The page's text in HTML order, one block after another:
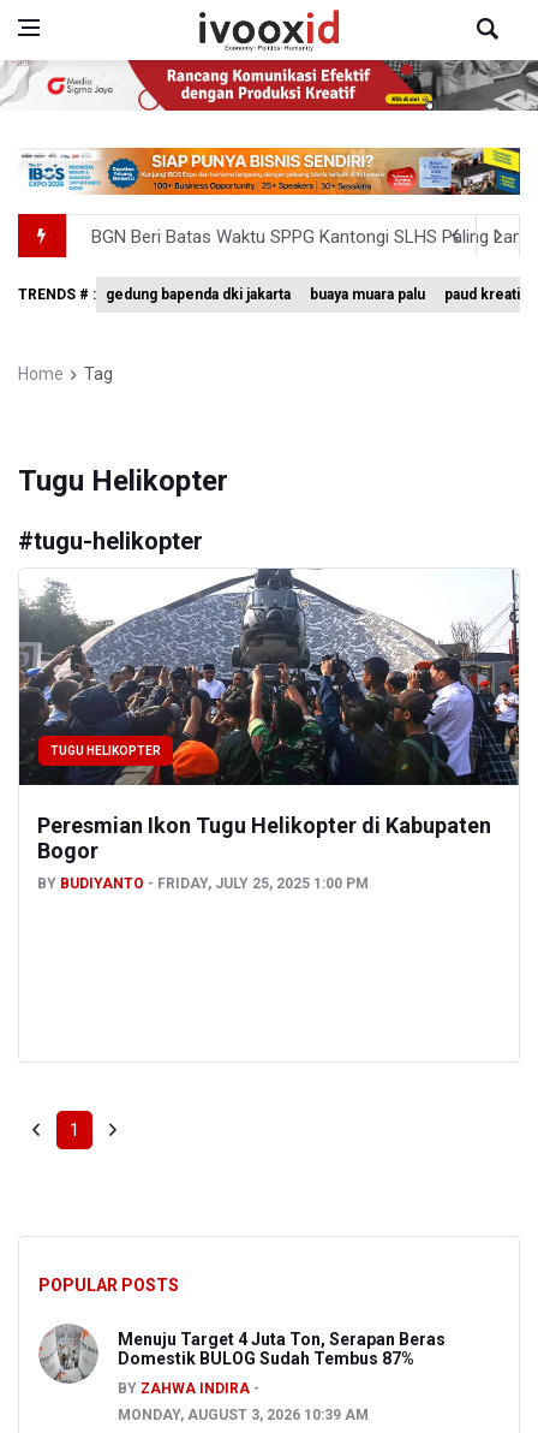
BGN Beri Batas Waktu SPPG Kantongi SLHS Paling
Febrie Adriansyah Dicecar Puluhan Pertanyaan Saat
SEA V Cup 2026: Timnas Voli Putri Indonesia Menang
TRENDS # : gedung bapenda dki jakarta buaya muara palu paud kreatif
Home Tag
Tugu Helikopter
#tugu-helikopter
TUGU HELIKOPTER
Peresmian Ikon Tugu Helikopter di Kabupaten
Bogor
BY BUDIYANTO FRIDAY, JULY 25, 2025 1:00 PM
1
POPULAR POSTS
Menuju Target 4 Juta Ton, Serapan Beras
Domestik BULOG Sudah Tembus 87%
BY ZAHWA INDIRA
MONDAY, AUGUST 3, 2026 10:39 AM